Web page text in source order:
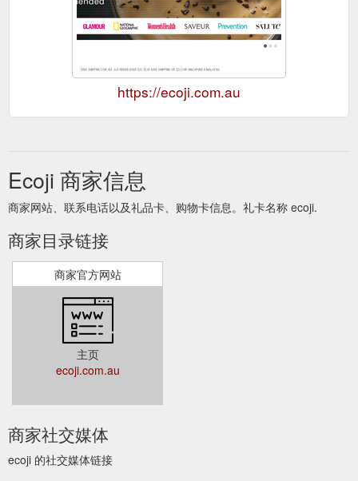
https://ecoji.com.au
Ecoji 商家信息
商家网站、联系电话以及礼品卡、购物卡信息。礼卡名称 ecoji.
商家目录链接
商家官方网站
主页
ecoji.com.au
商家社交媒体
ecoji 的社交媒体链接